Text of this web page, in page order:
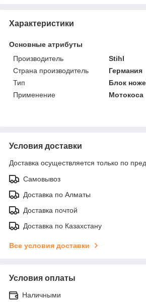
Характеристики
Основные атрибуты
Производитель
Stihl
Страна производитель
Германия
Тип
Блок
Применение
Мотокоса
Условия доставки
Доставка осуществляется только по
Самовывоз
Доставка по Алматы
Доставка почтой
Доставка по Казахстану
Все условия доставки
Условия оплаты
Наличными